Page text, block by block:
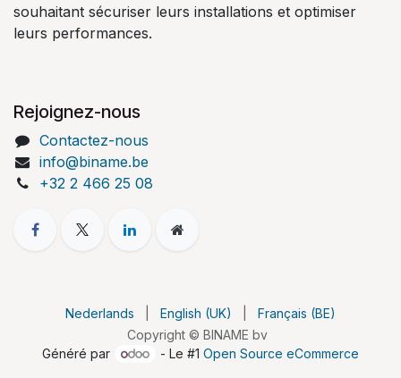
souhaitant sécuriser leurs installations et optimiser
leurs performances.
Rejoignez-nous
Contactez-nous
info@biname.be
+32 2 466 25 08
Copyright © BINAME bv
Nederlands English (UK) Français (BE)
Généré par - Le #1Open Source eCommerce